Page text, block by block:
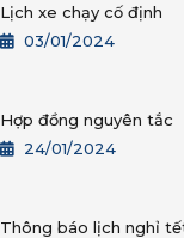
Lịch xe chạy cố định
03/01/2024
Hợp đồng nguyên tắc
24/01/2024
Thông báo lịch nghỉ